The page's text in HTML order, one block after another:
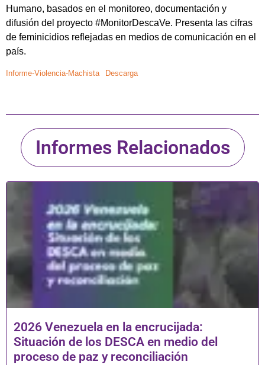
Humano, basados en el monitoreo, documentación y
difusión del proyecto #MonitorDescaVe. Presenta las cifras
de feminicidios reflejadas en medios de comunicación en el
país.
Informe-Violencia-Machista Descarga
Informes Relacionados
2026 Venezuela en la encrucijada:
Situación de los DESCA en medio del
proceso de paz y reconciliación